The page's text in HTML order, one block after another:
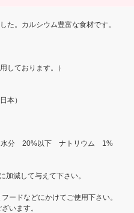
た。カルシウム豊富な食材です。
しております。）
本）
分 20%以下 ナトリウム 1%
減して与えて下さい。
ードなどにかけてご使用下さい。
います。